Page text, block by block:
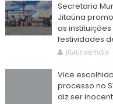
Secretaria
Jitaúna
as
festividades
jitaunaemdia
Vice
processo no
diz ser